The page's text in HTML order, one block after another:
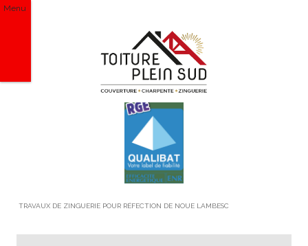
Menu
TRAVAUX DE ZINGUERIE POUR RÉFECTION DE NOUE LAMBESC